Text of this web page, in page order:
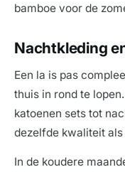
bamboe voor de
Nachtkleding
Een la is pas
thuis in rond te lopen.
katoenen sets tot
dezelfde kwaliteit
In de koudere